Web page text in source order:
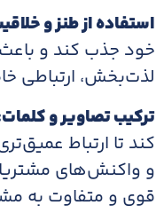
استفاده از طنز و
خود جذب کند و باعث
لذت‌بخش، ارتباطی
ترکیب تصاویر و
کند تا ارتباط
و واکنش‌های
قوی و متفاوت به